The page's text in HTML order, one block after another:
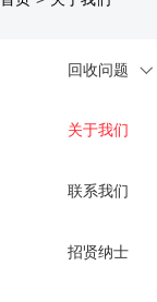
回收问题
关于我们
联系我们
招贤纳士